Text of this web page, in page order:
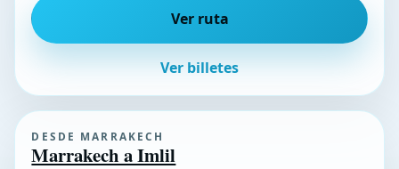
Ver ruta
Ver billetes
DESDE MARRAKECH
Marrakech a Imlil